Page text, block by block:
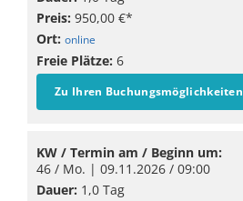
Preis: 950,00 €*
Ort: online
Freie Plätze: 6
Zu Ihren Buchungsmöglichkeiten
KW / Termin am / Beginn um:
46 / Mo. | 09.11.2026 / 09:00
Dauer: 1,0 Tag